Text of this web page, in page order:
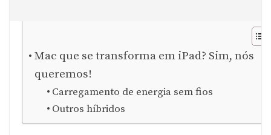
Mac que se transforma em iPad? Sim, nós
queremos!
Carregamento de energia sem fios
Outros híbridos